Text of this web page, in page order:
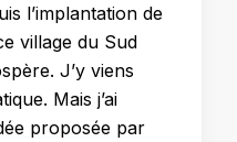
l’implantation de
village du Sud
J’y viens
Mais j’ai
proposée par